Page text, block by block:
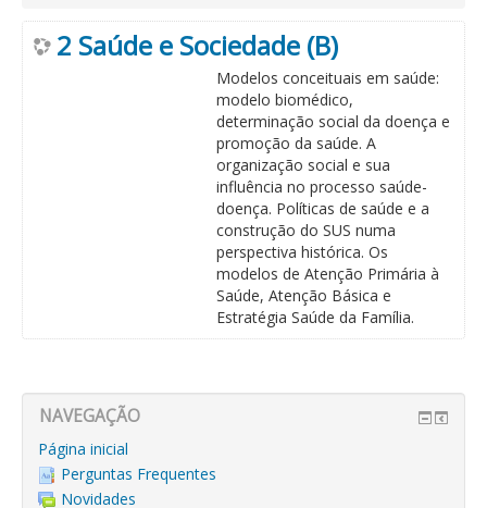
2 Saúde e Sociedade (B)
Modelos conceituais em saúde:
modelo biomédico,
determinação social da doença e
promoção da saúde. A
organização social e sua
influência no processo saúde-
doença. Políticas de saúde e a
construção do SUS numa
perspectiva histórica. Os
modelos de Atenção Primária à
Saúde, Atenção Básica e
Estratégia Saúde da Família.
NAVEGAÇÃO
Página inicial
Perguntas Frequentes
Novidades